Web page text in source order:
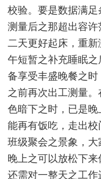
校验。要是数据满
测量后之那超出容
二天更好起床，重
午短暂之补充睡眠
备享受丰盛晚餐之
之前再次出工测量
色暗下之时，已是
能再有饭吃，走出
班级聚会之景象，
晚上之可以放松下
还需对一整天之工